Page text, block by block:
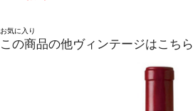
お気に入り
この商品の他ヴィンテージはこちら